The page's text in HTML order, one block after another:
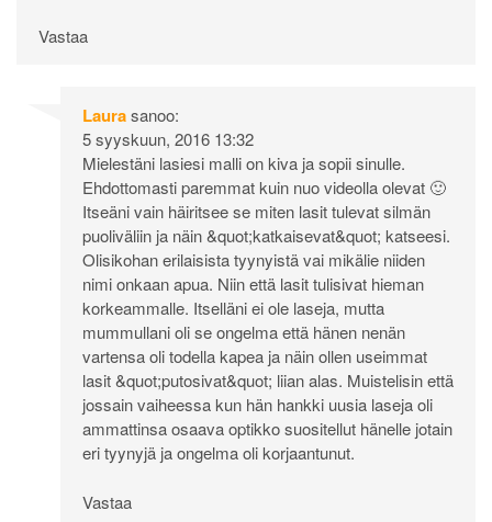
Vastaa
Laurasanoo:
5 syyskuun, 2016 13:32
Mielestäni lasiesi malli on kiva ja sopii sinulle.
Ehdottomasti paremmat kuin nuo videolla olevat 🙂
Itseäni vain häiritsee se miten lasit tulevat silmän
puoliväliin ja näin &quot;katkaisevat&quot; katseesi.
Olisikohan erilaisista tyynyistä vai mikälie niiden
nimi onkaan apua. Niin että lasit tulisivat hieman
korkeammalle. Itselläni ei ole laseja, mutta
mummullani oli se ongelma että hänen nenän
vartensa oli todella kapea ja näin ollen useimmat
lasit &quot;putosivat&quot; liian alas. Muistelisin että
jossain vaiheessa kun hän hankki uusia laseja oli
ammattinsa osaava optikko suositellut hänelle jotain
eri tyynyjä ja ongelma oli korjaantunut.
Vastaa